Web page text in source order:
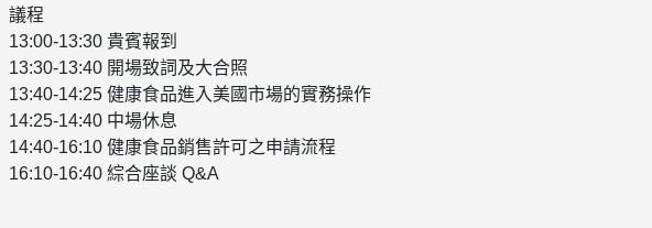
議程
13:00-13:30 貴賓報到
13:30-13:40 開場致詞及大合照
13:40-14:25 健康食品進入美國市場的實務操作
14:25-14:40 中場休息
14:40-16:10 健康食品銷售許可之申請流程
16:10-16:40 綜合座談 Q&A